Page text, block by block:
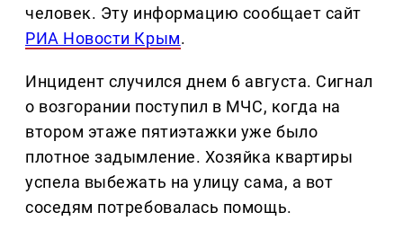
человек. Эту информацию сообщает сайт
РИА Новости Крым.
Инцидент случился днем 6 августа. Сигнал
о возгорании поступил в МЧС, когда на
втором этаже пятиэтажки уже было
плотное задымление. Хозяйка квартиры
успела выбежать на улицу сама, а вот
соседям потребовалась помощь.